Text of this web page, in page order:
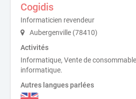
Cogidis
Informaticien revendeur
Aubergenville (78410)
Activités
Informatique, Vente de
informatique.
Autres langues parlées